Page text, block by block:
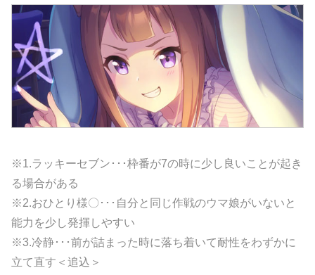
※1.ラッキーセブン･･･枠番が7の時に少し良いことが起き
る場合がある
※2.おひとり様〇･･･自分と同じ作戦のウマ娘がいないと
能力を少し発揮しやすい
※3.冷静･･･前が詰まった時に落ち着いて耐性をわずかに
立て直す＜追込＞